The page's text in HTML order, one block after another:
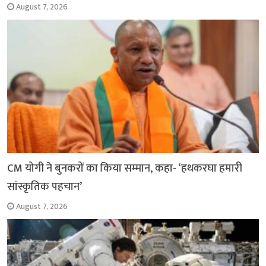
August 7, 2026
CM योगी ने बुनकरों का किया सम्मान, कहा- ‘हथकरघा हमारी
सांस्कृतिक पहचान’
August 7, 2026